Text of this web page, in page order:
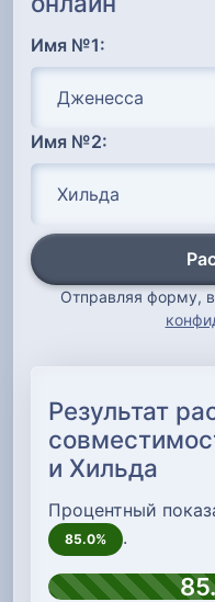
Имя №1:
Имя №2:
Отправляя форму,
Результат
и Хильда
Процентный
85.0% .